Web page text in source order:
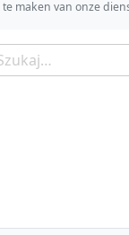
maken van onze